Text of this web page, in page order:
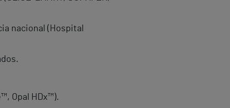
nacional (Hospital
Opal HDx™).